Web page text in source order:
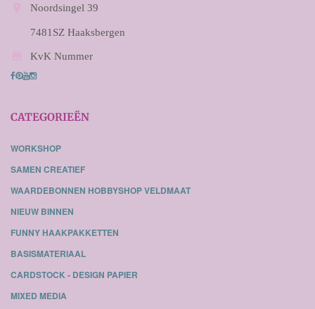
Noordsingel 39
7481SZ Haaksbergen
KvK Nummer
CATEGORIEËN
WORKSHOP
SAMEN CREATIEF
WAARDEBONNEN HOBBYSHOP VELDMAAT
NIEUW BINNEN
FUNNY HAAKPAKKETTEN
BASISMATERIAAL
CARDSTOCK - DESIGN PAPIER
MIXED MEDIA